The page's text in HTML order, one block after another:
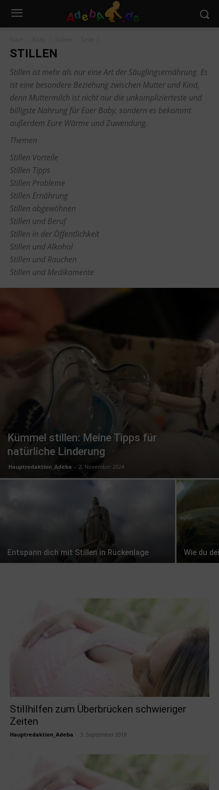
STILLEN
Stillen ist mehr als nur eine Art der Säuglingsernährung. Es
ist eine besondere Beziehung zwischen Mutter und Kind,
denn Muttermilch ist nicht nur die unkomplizierteste und
billigste Nahrung für Euer Baby, sondern es bekommt
außerdem Eure Wärme und Zuwendung.
Themen
Stillen Vorteile
Stillen Tipps
Stillen Probleme
Stillen Ernährung
Stillen abgewöhnen
Stillen und Beruf
Stillen in der Öffentlichkeit
Stillen und Alkohol
Stillen und Rauchen
Stillen und Medikamente
Kümmel stillen: Meine Tipps für
natürliche Linderung
Hauptredaktion_Adeba - 2. November 2024
Entspann dich mit Stillen in Rückenlage Wie du
Stillhilfen zum Überbrücken schwieriger
Zeiten
Hauptredaktion_Adeba 3. September 2018